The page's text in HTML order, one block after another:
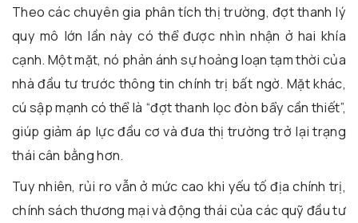
Theo các chuyên gia phân tích thị trường, đợt thanh lý
quy mô lớn lần này có thể được nhìn nhận ở hai khía
cạnh. Một mặt, nó phản ánh sự hoảng loạn tạm thời của
nhà đầu tư trước thông tin chính trị bất ngờ. Mặt khác,
cú sập mạnh có thể là “đợt thanh lọc đòn bẩy cần thiết”,
giúp giảm áp lực đầu cơ và đưa thị trường trở lại trạng
thái cân bằng hơn.
Tuy nhiên, rủi ro vẫn ở mức cao khi yếu tố địa chính trị,
chính sách thương mại và động thái của các quỹ đầu tư